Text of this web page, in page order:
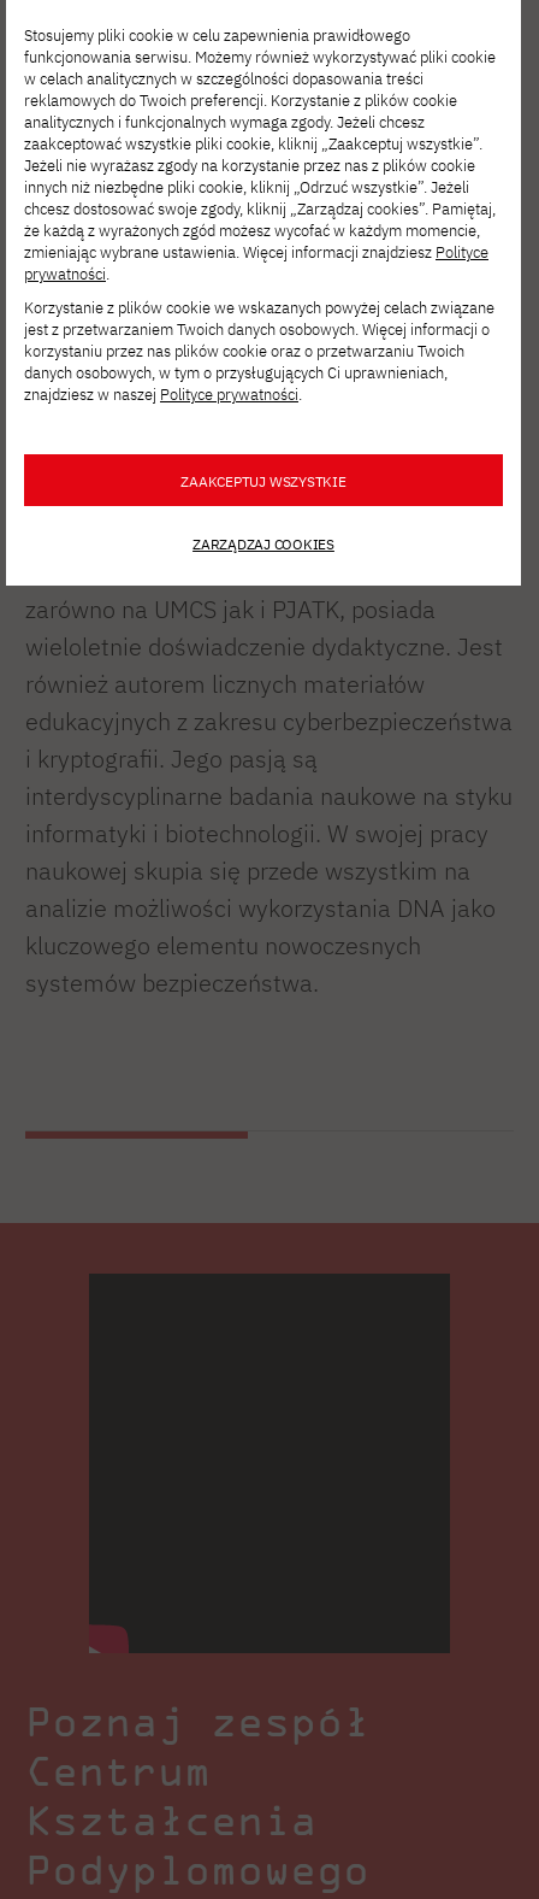
badawczymi, takimi jak Uniwersytet
Oksfordzki, Uniwersytet w Edynburgu,
Uniwersytet w Stirling, Uniwersytet Hebrajski
w Jerozolimie oraz Uniwersytet Ben Guriona
w Beer Szewie. Posiada również bogate
doświadczenie w zarządzaniu złożonymi
projektami badawczymi o wysokim stopniu
zaawansowania technologicznego, zwłaszcza
w obszarze systemów obliczeniowych i
neuroinformatyki.
C++,Java, SQL, R oraz Python. Ekspert,
konsultant, kierownik B+R i wykonawca w
wielustrategicznych i innowacyjnych
projektach naukowo-badawczych oraz
badawczo-rozwojowych, o zasięgu zarówno
ogólnopolskim, jak i europejskim, Członek
Komitetu Programowego Europejskiej
Konferencji nt. Uczenia Maszynowego oraz
Zasad i Praktyk Odkrywania Wiedzy w Bazach
Danych ECML-PKDD 2020.
dr Marek
Miśkiewicz
O wykładowcy:
Doktor w dziedzinie fizyki teoretycznej.
Cyberbezpieczeństwa i Lingwistyki
Komputerowej na Uniwersytecie Marii Curie-
Skłodowskiej w Lublinie (UMCS). Jako
zarówno na UMCS jak i PJATK, posiada
wieloletnie doświadczenie dydaktyczne. Jest
również autorem licznych materiałów
edukacyjnych z zakresu cyberbezpieczeństwa
i kryptografii. Jego pasją są
interdyscyplinarne badania naukowe na styku
informatyki i biotechnologii. W swojej pracy
naukowej skupia się przede wszystkim na
analizie możliwości wykorzystania DNA jako
kluczowego elementu nowoczesnych
systemów bezpieczeństwa.
Poznaj zespół
Centrum
Kształcenia
Podyplomowego
Stosujemy pliki cookie w celu zapewnienia prawidłowego
funkcjonowania serwisu. Możemy również wykorzystywać pliki cookie
w celach analitycznych w szczególności dopasowania treści
reklamowych do Twoich preferencji. Korzystanie z plików cookie
analitycznych i funkcjonalnych wymaga zgody. Jeżeli chcesz
zaakceptować wszystkie pliki cookie, kliknij „Zaakceptuj wszystkie”.
Jeżeli nie wyrażasz zgody na korzystanie przez nas z plików cookie
innych niż niezbędne pliki cookie, kliknij „Odrzuć wszystkie”. Jeżeli
chcesz dostosować swoje zgody, kliknij „Zarządzaj cookies”. Pamiętaj,
że każdą z wyrażonych zgód możesz wycofać w każdym momencie,
zmieniając wybrane ustawienia. Więcej informacji znajdziesz Polityce
prywatności.
Korzystanie z plików cookie we wskazanych powyżej celach związane
jest z przetwarzaniem Twoich danych osobowych. Więcej informacji o
korzystaniu przez nas plików cookie oraz o przetwarzaniu Twoich
danych osobowych, w tym o przysługujących Ci uprawnieniach,
znajdziesz w naszej Polityce prywatności.
ZAAKCEPTUJ WSZYSTKIE
ZARZĄDZAJ COOKIES